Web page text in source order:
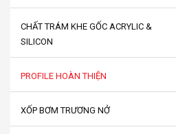
CHẤT TRÁM KHE GỐC ACRYLIC &
SILICON
PROFILE HOÀN THIỆN
XỐP BƠM TRƯƠNG NỞ